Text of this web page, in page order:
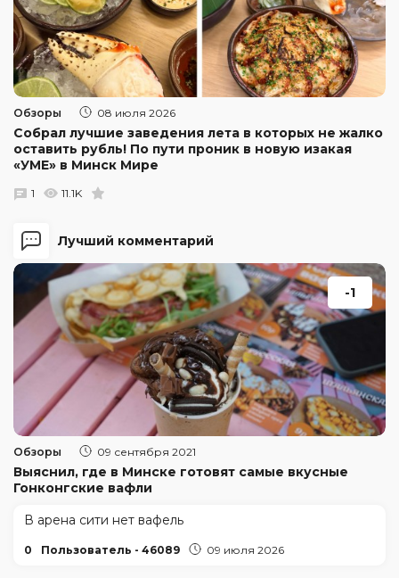
Лучший комментарий
-1
Обзоры 09 сентября 2021
Выяснил, где в Минске готовят самые вкусные
Гонконгские вафли
В арена сити нет вафель
0 Пользователь - 46089 09 июля 2026
Обзоры 08 июля 2026
Собрал лучшие заведения лета в которых не жалко
оставить рубль! По пути проник в новую изакая
«УМЕ» в Минск Мире
1 11.1K